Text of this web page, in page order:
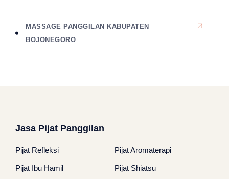
MASSAGE PANGGILAN KABUPATEN
BOJONEGORO
Jasa Pijat Panggilan
Pijat Refleksi Pijat Aromaterapi
Pijat Ibu Hamil Pijat Shiatsu